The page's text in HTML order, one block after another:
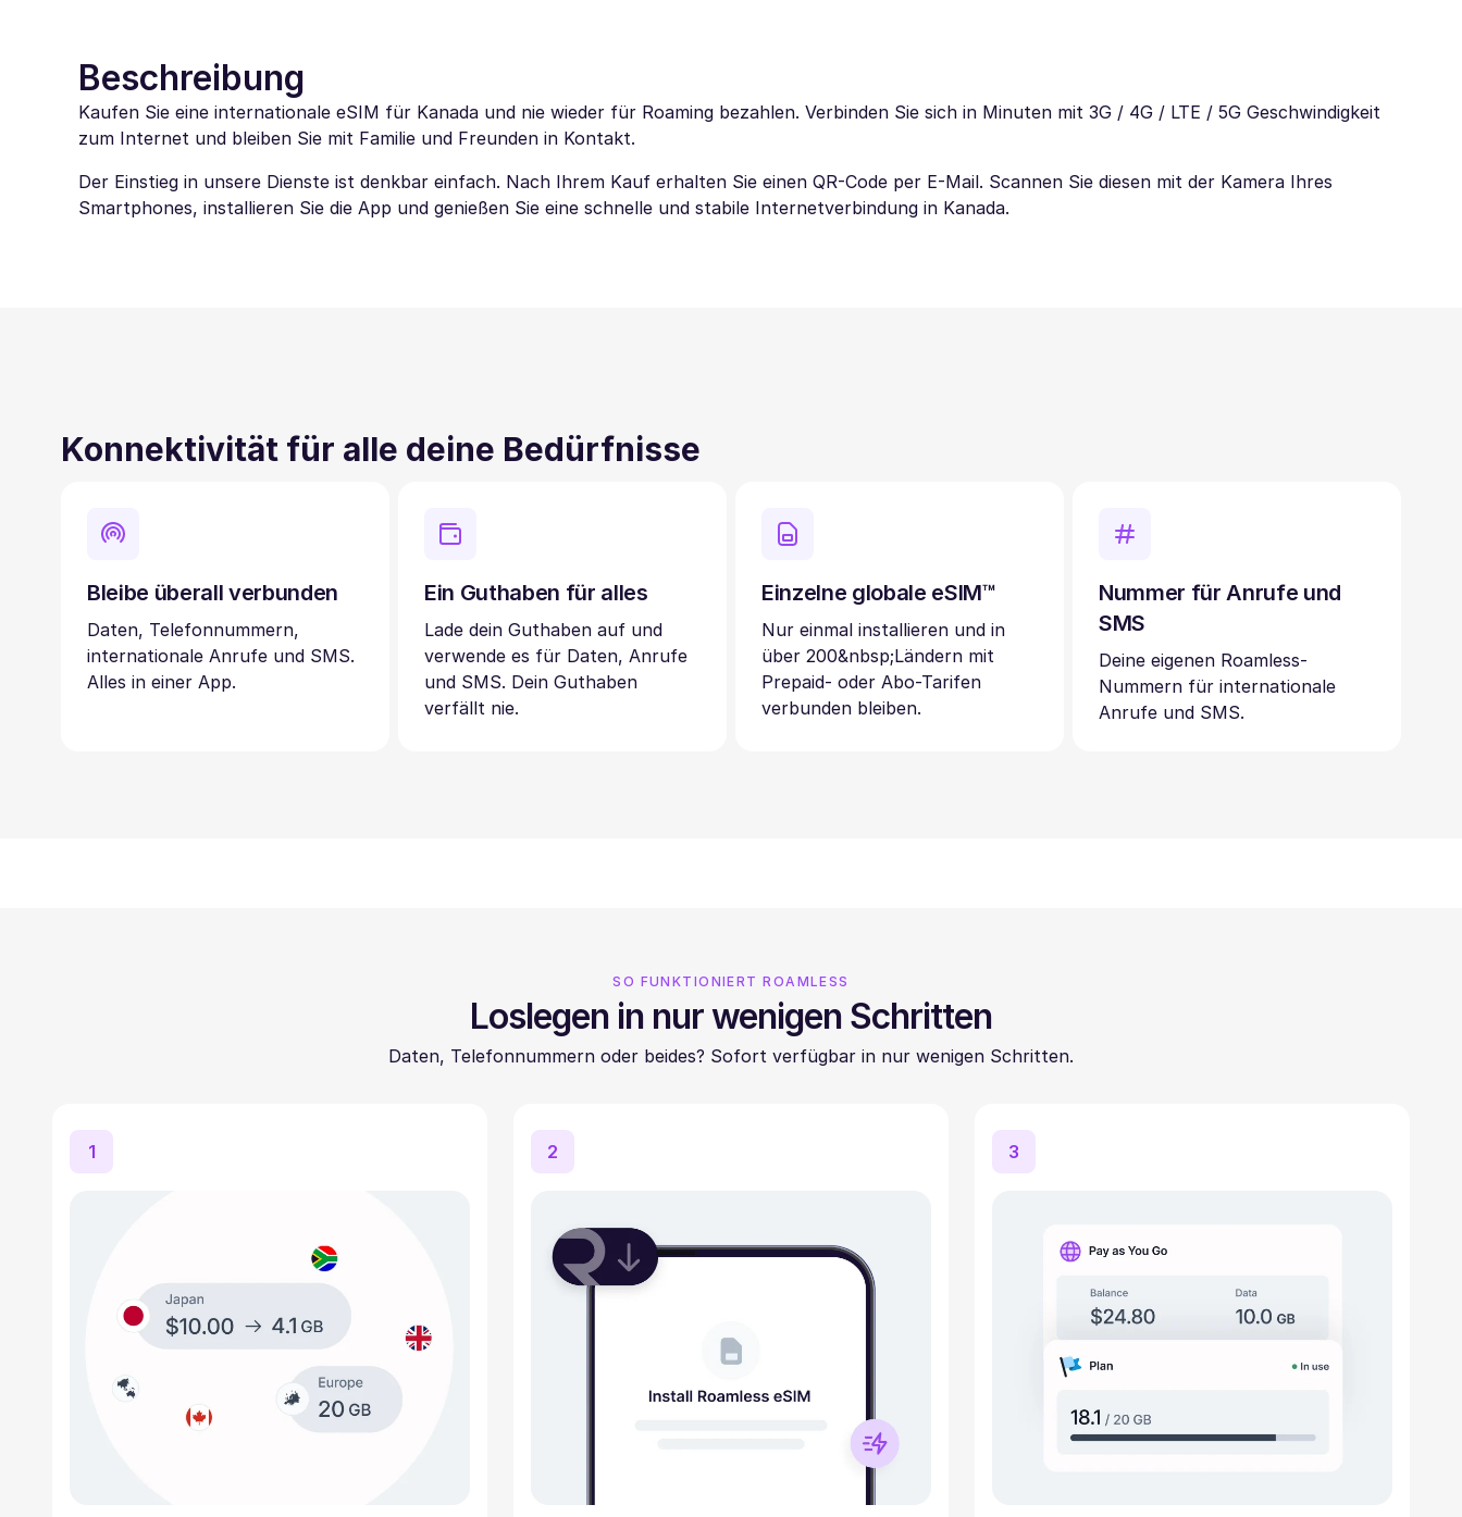
Beschreibung
Kaufen Sie eine internationale eSIM für Kanada und nie wieder für Roaming bezahlen. Verbinden Sie sich in Minuten mit 3G / 4G / LTE / 5G Geschwindigkeit
zum Internet und bleiben Sie mit Familie und Freunden in Kontakt.
Der Einstieg in unsere Dienste ist denkbar einfach. Nach Ihrem Kauf erhalten Sie einen QR-Code per E-Mail. Scannen Sie diesen mit der Kamera Ihres
Smartphones, installieren Sie die App und genießen Sie eine schnelle und stabile Internetverbindung in Kanada.
Konnektivität für alle deine Bedürfnisse
Bleibe überall verbunden
Daten, Telefonnummern,
internationale Anrufe und SMS.
Alles in einer App.
Ein Guthaben für alles
Lade dein Guthaben auf und
verwende es für Daten, Anrufe
und SMS. Dein Guthaben
verfällt nie.
Einzelne globale eSIM™
Nur einmal installieren und in
über 200&nbsp;Ländern mit
Prepaid- oder Abo-Tarifen
verbunden bleiben.
Nummer für Anrufe und
SMS
Deine eigenen Roamless-
Nummern für internationale
Anrufe und SMS.
SO FUNKTIONIERT ROAMLESS
Loslegen in nur wenigen Schritten
Daten, Telefonnummern oder beides? Sofort verfügbar in nur wenigen Schritten.
1 2 3